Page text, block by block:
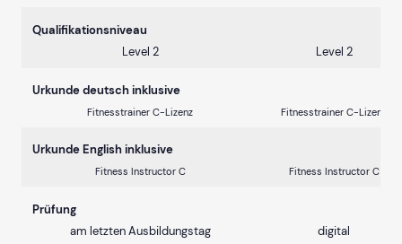
Qualifikationsniveau
Level 2
Level 2
Urkunde deutsch inklusive
Fitnesstrainer C-Lizenz Fitnesstrainer C-Lizenz
Urkunde English inklusive
Fitness Instructor C Fitness Instructor C
Prüfung
am letzten Ausbildungstag
digital